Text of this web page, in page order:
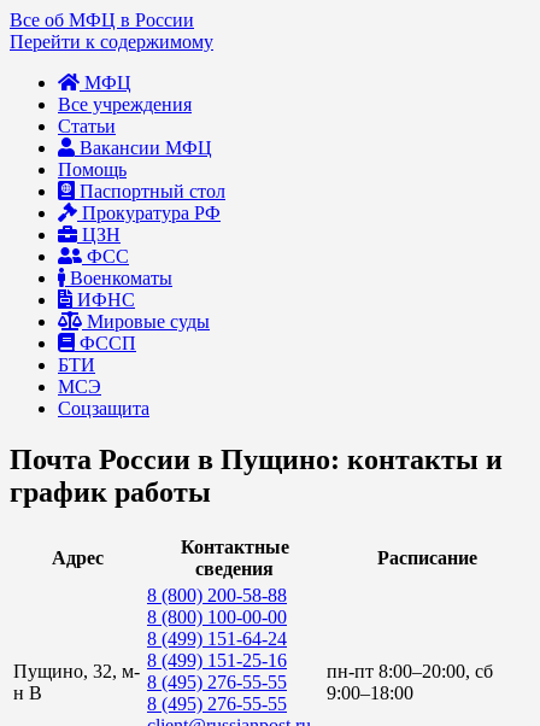
Все об МФЦ в России
Перейти к содержимому
МФЦ
Все учреждения
Статьи
Вакансии МФЦ
Помощь
Паспортный стол
Прокуратура РФ
ЦЗН
ФСС
Военкоматы
ИФНС
Мировые суды
ФССП
БТИ
МСЭ
Соцзащита
Почта России в Пущино: контакты и
график работы
Адрес
Контактные
сведения
Расписание
Пущино, 32, м-
н В
8 (800) 200-58-88
8 (800) 100-00-00
8 (499) 151-64-24
8 (499) 151-25-16
8 (495) 276-55-55
8 (495) 276-55-55
пн-пт 8:00–20:00, сб
9:00–18:00